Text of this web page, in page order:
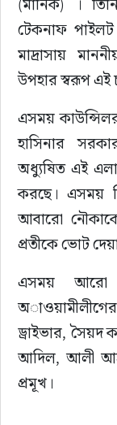
(মানিক) ।
টেকনাফ পাইলট
মাদ্রাসায়
উপহার স্বরূপ এই
এসময়
হাসিনার
অধ্যুষিত এই
করছে। এসময়
আবারো
প্রতীকে ভোট
এসময় আরো
ড্রাইভার,
আদিল, আলী
প্রমূখ।